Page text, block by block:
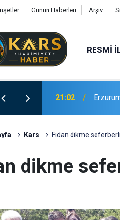
Günün Haberleri Arşiv
RESMI
21:02
Kars Fidan dikme
dikme